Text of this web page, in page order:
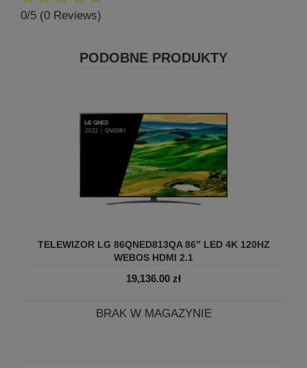
0/5 (0 Reviews)
PODOBNE PRODUKTY
TELEWIZOR LG 86QNED813QA 86” LED 4K 120HZ
WEBOS HDMI 2.1
19,136.00 zł
BRAK W MAGAZYNIE